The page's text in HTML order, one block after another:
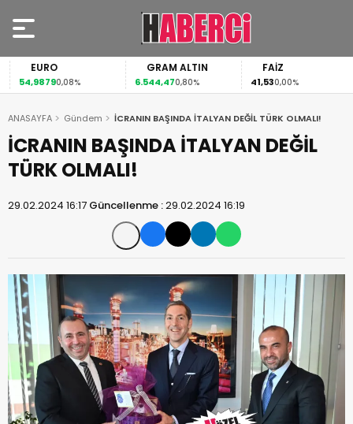
EURO
54,98790,08%
GRAM ALTIN
6.544,470,80%
FAİZ
41,530,00%
ANASAYFA Gündem İCRANIN BAŞINDA İTALYAN DEĞİL TÜRK OLMALI!
İCRANIN BAŞINDA İTALYAN DEĞİL
TÜRK OLMALI!
29.02.2024 16:17 Güncellenme :29.02.2024 16:19